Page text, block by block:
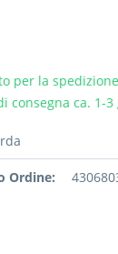
per la
consegna ca. 1-
Ordine: